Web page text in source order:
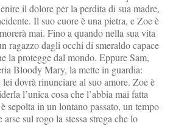
il dolore per la perdita di sua madre,
Il suo cuore è una pietra, e Zoe è
mai. Fino a quando nella sua vita
ragazzo dagli occhi di smeraldo capace
la protegge dal mondo. Eppure Sam,
Bloody Mary, la mette in guardia:
dovrà rinunciare al suo amore. Zoe è
l’unica cosa che l’abbia mai fatta
sepolta in un lontano passato, un tempo
sul rogo la stessa strega che lo